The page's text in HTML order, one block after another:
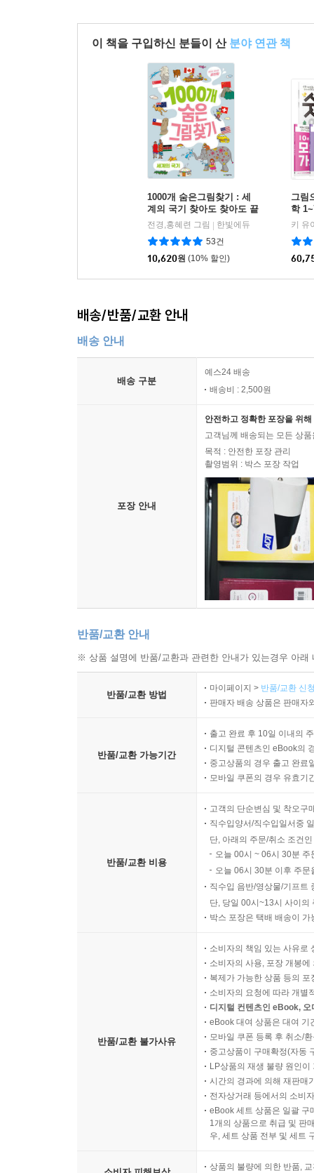
이 책을 구입하신 분들이 산 분야 연관 책
1000개 숨은그림찾기 : 세
계의 국기 찾아도 찾아도 끝
판왕
전경,홍혜련 그림
한빛에듀
53건
10,620원 (10% 할인)
그림
학
키 유
배송/반품/교환 안내
배송 안내
배송 구분
예스24 배송
배송비 : 2,500원
포장 안내
안전하고 정확한 포장을 위
고객님께 배송되는 모든 상
목적 : 안전한 포장 관리
촬영범위 : 박스 포장 작업
반품/교환 안내
※ 상품 설명에 반품/교환과 관련한 안내가 있는경우 아
반품/교환 방법
마이페이지 > 반품/교환 신
판매자 배송 상품은 판매자
반품/교환 가능기간
출고 완료 후 10일 이내의
디지털 콘텐츠인 eBook의
중고상품의 경우 출고 완료
모바일 쿠폰의 경우 유효기
반품/교환 비용
고객의 단순변심 및 착오구
직수입양서/직수입일서중
단, 아래의 주문/취소 조건
오늘 00시 ~ 06시 30분
오늘 06시 30분 이후 주
직수입 음반/영상물/기프트
단, 당일 00시~13시 사이의
박스 포장은 택배 배송이
반품/교환 불가사유
소비자의 책임 있는 사유로
소비자의 사용, 포장 개봉
복제가 가능한 상품 등의
소비자의 요청에 따라 개별
디지털 컨텐츠인 eBook,
eBook 대여 상품은 대여 기
모바일 쿠폰 등록 후 취소/
중고상품이 구매확정(자동
LP상품의 재생 불량 원인
시간의 경과에 의해 재판매
전자상거래 등에서의 소비
eBook 세트 상품은 일괄 구
1개의 상품으로 취급 및 판
우, 세트 상품 전부 및 세트
상품의 불량에 의한 반품,